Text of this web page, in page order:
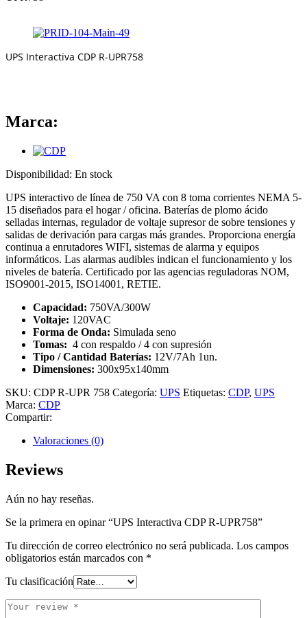
UPS Interactiva CDP R-UPR758
Marca:
Disponibilidad: En stock
UPS interactivo de línea de 750 VA con 8 toma corrientes NEMA 5-
15 diseñados para el hogar / oficina. Baterías de plomo ácido
selladas internas, regulador de voltaje supresor de sobre tensiones y
salidas de derivación para cargas más grandes. Proporciona energía
continua a enrutadores WIFI, sistemas de alarma y equipos
informáticos. Las alarmas audibles indican el funcionamiento y los
niveles de batería. Certificado por las agencias reguladoras NOM,
ISO9001-2015, ISO14001, RETIE.
Capacidad: 750VA/300W
Voltaje: 120VAC
Forma de Onda: Simulada seno
Tomas: 4 con respaldo / 4 con supresión
Tipo / Cantidad Baterías: 12V/7Ah 1un.
Dimensiones: 300x95x140mm
SKU: CDP R-UPR 758 Categoría: UPS Etiquetas: CDP, UPS
Marca: CDP
Compartir:
Valoraciones (0)
Reviews
Aún no hay reseñas.
Se la primera en opinar “UPS Interactiva CDP R-UPR758”
Tu dirección de correo electrónico no será publicada. Los campos
obligatorios están marcados con *
Tu clasificación